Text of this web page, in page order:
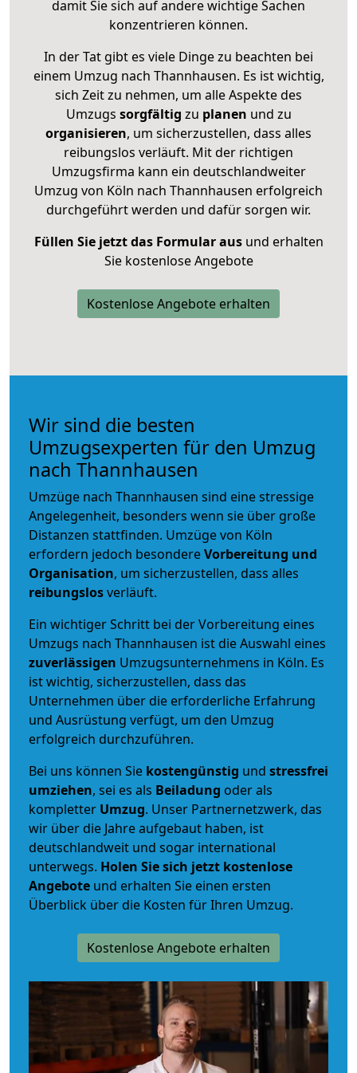
damit Sie sich auf andere wichtige Sachen
konzentrieren können.
In der Tat gibt es viele Dinge zu beachten bei
einem Umzug nach Thannhausen. Es ist wichtig,
sich Zeit zu nehmen, um alle Aspekte des
Umzugs sorgfältig zu planen und zu
organisieren, um sicherzustellen, dass alles
reibungslos verläuft. Mit der richtigen
Umzugsfirma kann ein deutschlandweiter
Umzug von Köln nach Thannhausen erfolgreich
durchgeführt werden und dafür sorgen wir.
Füllen Sie jetzt das Formular ausund erhalten
Sie kostenlose Angebote
Kostenlose Angebote erhalten
Wir sind die besten
Umzugsexperten für den Umzug
nach Thannhausen
Umzüge nach Thannhausen sind eine stressige
Angelegenheit, besonders wenn sie über große
Distanzen stattfinden. Umzüge von Köln
erfordern jedoch besondereVorbereitung und
Organisation, um sicherzustellen, dass alles
reibungslosverläuft.
Ein wichtiger Schritt bei der Vorbereitung eines
Umzugs nach Thannhausen ist die Auswahl eines
zuverlässigen Umzugsunternehmens in Köln. Es
ist wichtig, sicherzustellen, dass das
Unternehmen über die erforderliche Erfahrung
und Ausrüstung verfügt, um den Umzug
erfolgreich durchzuführen.
Bei uns können Sie kostengünstig und stressfrei
umziehen, sei es als Beiladung oder als
kompletter Umzug. Unser Partnernetzwerk, das
wir über die Jahre aufgebaut haben, ist
deutschlandweit und sogar international
unterwegs. Holen Sie sich jetzt kostenlose
Angebote und erhalten Sie einen ersten
Überblick über die Kosten für Ihren Umzug.
Kostenlose Angebote erhalten